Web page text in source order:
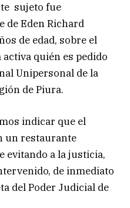
sujeto fue
de Eden Richard
de edad, sobre el
quién es pedido
Unipersonal de la
de Piura.
indicar que el
un restaurante
evitando a la justicia,
de inmediato
del Poder Judicial de